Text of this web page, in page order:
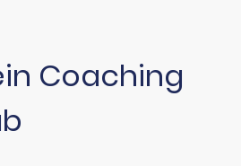
Coaching